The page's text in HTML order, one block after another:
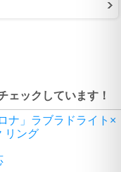
ェックしています！
ナ」ラブラドライト×
リング